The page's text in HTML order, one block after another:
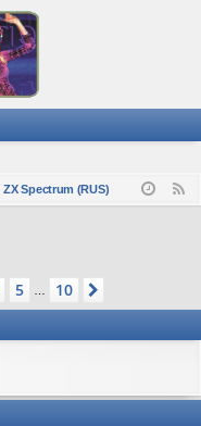
ZX Spectrum (RUS)
5 10